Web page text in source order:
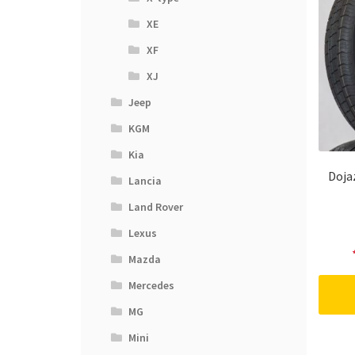
XE
XF
XJ
Jeep
KGM
Kia
Lancia
Land Rover
Lexus
Mazda
Mercedes
MG
Mini